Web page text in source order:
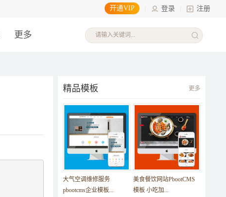
开通VIP 登录 注册
更多
精品模板 更多
大气空调维修服务
pbootcms企业模板...
美食餐饮网站PbootCMS
模板 小吃加...